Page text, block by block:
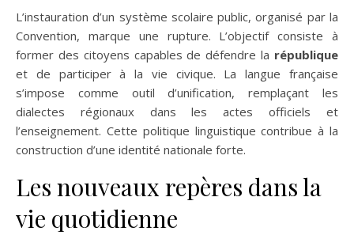
L’instauration d’un système scolaire public, organisé par la
Convention, marque une rupture. L’objectif consiste à
former des citoyens capables de défendre la république
et de participer à la vie civique. La langue française
s’impose comme outil d’unification, remplaçant les
dialectes régionaux dans les actes officiels et
l’enseignement. Cette politique linguistique contribue à la
construction d’une identité nationale forte.
Les nouveaux repères dans la
vie quotidienne